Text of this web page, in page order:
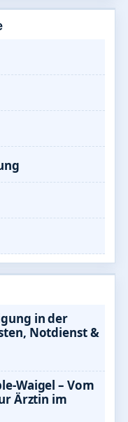
in der
Notdienst &
Waigel – Vom
Ärztin im